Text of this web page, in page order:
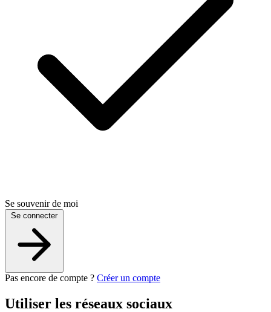
Se souvenir de moi
Se connecter
Pas encore de compte ? Créer un compte
Utiliser les réseaux sociaux